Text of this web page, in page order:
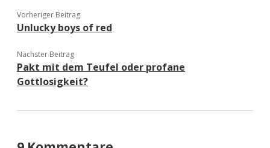
Vorheriger Beitrag
Unlucky boys of red
Nächster Beitrag
Pakt mit dem Teufel oder profane
Gottlosigkeit?